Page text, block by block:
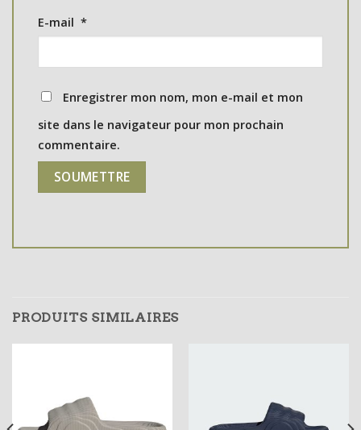
E-mail *
Enregistrer mon nom, mon e-mail et mon
site dans le navigateur pour mon prochain
commentaire.
PRODUITS SIMILAIRES